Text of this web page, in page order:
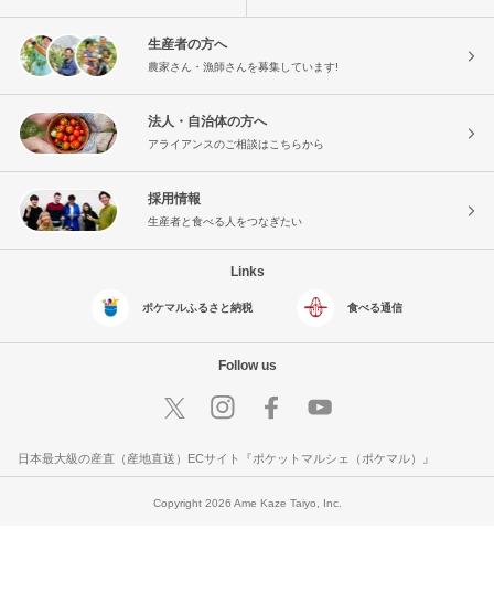
生産者の方へ
農家さん・漁師さんを募集しています!
法人・自治体の方へ
アライアンスのご相談はこちらから
採用情報
生産者と食べる人をつなぎたい
Links
ポケマルふるさと納税 食べる通信
Follow us
日本最大級の産直（産地直送）ECサイト『ポケットマルシェ（ポケマル）』
Copyright 2026 Ame Kaze Taiyo, Inc.